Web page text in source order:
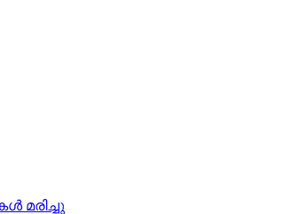
മരിച്ചു